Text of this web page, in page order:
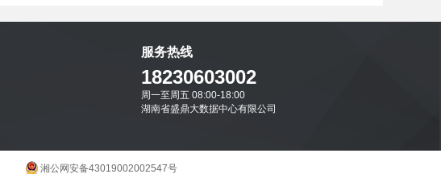
服务热线
18230603002
周一至周五 08:00-18:00
湖南省盛鼎大数据中心有限公司
湘公网安备43019002002547号